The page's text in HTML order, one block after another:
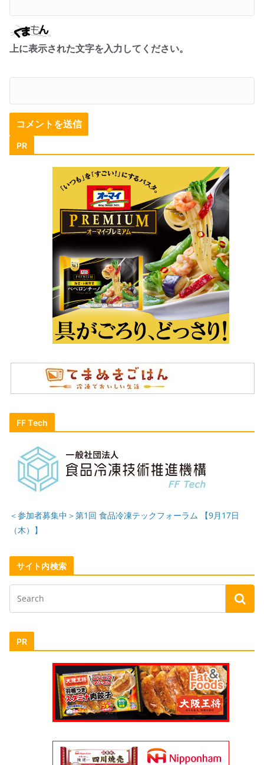
上に表示された文字を入力してください。
PR
FF Tech
＜参加者募集中＞第1回 食品冷凍テックフォーラム 【9月17日
（木）】
サイト内検索
PR